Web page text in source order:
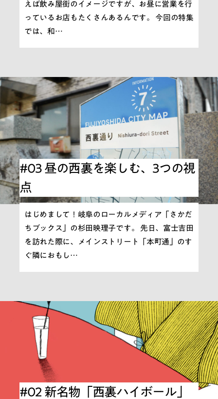
えば飲み屋街のイメージですが、お昼に営業を行
っているお店もたくさんあるんです。 今回の特集
では、和…
#03 昼の西裏を楽しむ、3つの視
点
はじめまして！岐阜のローカルメディア「さかだ
ちブックス」の杉田映理子です。 先日、富士吉田
を訪れた際に、メインストリート「本町通」のす
ぐ隣におもし…
#02 新名物「西裏ハイボール」